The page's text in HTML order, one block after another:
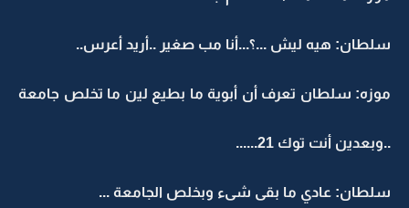
سلطان: هيه ليش ...؟...أنا مب صغير ..أريد أعرس..
موزه: سلطان تعرف أن أبوية ما بطيع لين ما تخلص جامعة
..وبعدين أنت توك 21......
سلطان: عادي ما بقى شىء وبخلص الجامعة ...